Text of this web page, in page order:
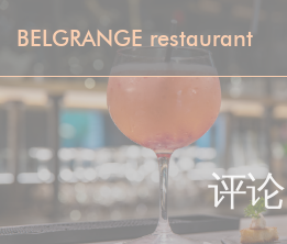
BELGRANGE restaurant
评论